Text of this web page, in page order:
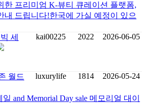
한 프리미엄 K-뷰티 큐레이션 플랫폼,
내 드립니다!한국에 가실 예정이 있으
세
kai00225 2022 2026-06-05
월드
luxurylife 1814 2026-05-24
and Memorial Day sale 메모리얼 대이